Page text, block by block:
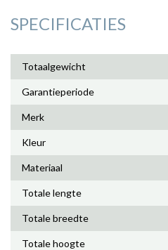
SPECIFICATIES
Totaalgewicht
Garantieperiode
Merk
Kleur
Materiaal
Totale lengte
Totale breedte
Totale hoogte